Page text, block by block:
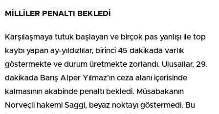
MİLLİLER PENALTI BEKLEDİ
Karşılaşmaya tutuk başlayan ve birçok pas yanlışı ile top
kaybı yapan ay-yıldızlılar, birinci 45 dakikada varlık
göstermekte ve durum üretmekte zorlandı. Ulusallar, 29.
dakikada Barış Alper Yılmaz’ın ceza alanı içerisinde
kalmasının akabinde penaltı bekledi. Müsabakanın
Norveçli hakemi Saggi, beyaz noktayı göstermedi. Bu